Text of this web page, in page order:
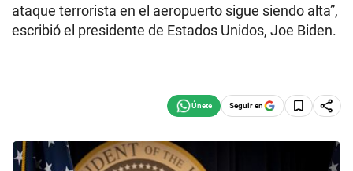
ataque terrorista en el aeropuerto sigue siendo alta”,
escribió el presidente de Estados Unidos, Joe Biden.
Seguir en